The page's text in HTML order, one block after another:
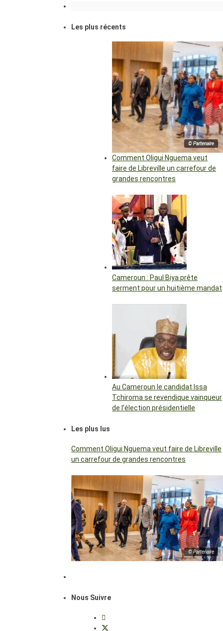
Les plus récents
© Partenaire
Comment Oligui Nguema veut
faire de Libreville un carrefour de
grandes rencontres
Cameroun : Paul Biya prête
serment pour un huitième mandat
Au Cameroun le candidat Issa
Tchiroma se revendique vainqueur
de l’élection présidentielle
Les plus lus
Comment Oligui Nguema veut faire de Libreville
un carrefour de grandes rencontres
© Partenaire
Nous Suivre